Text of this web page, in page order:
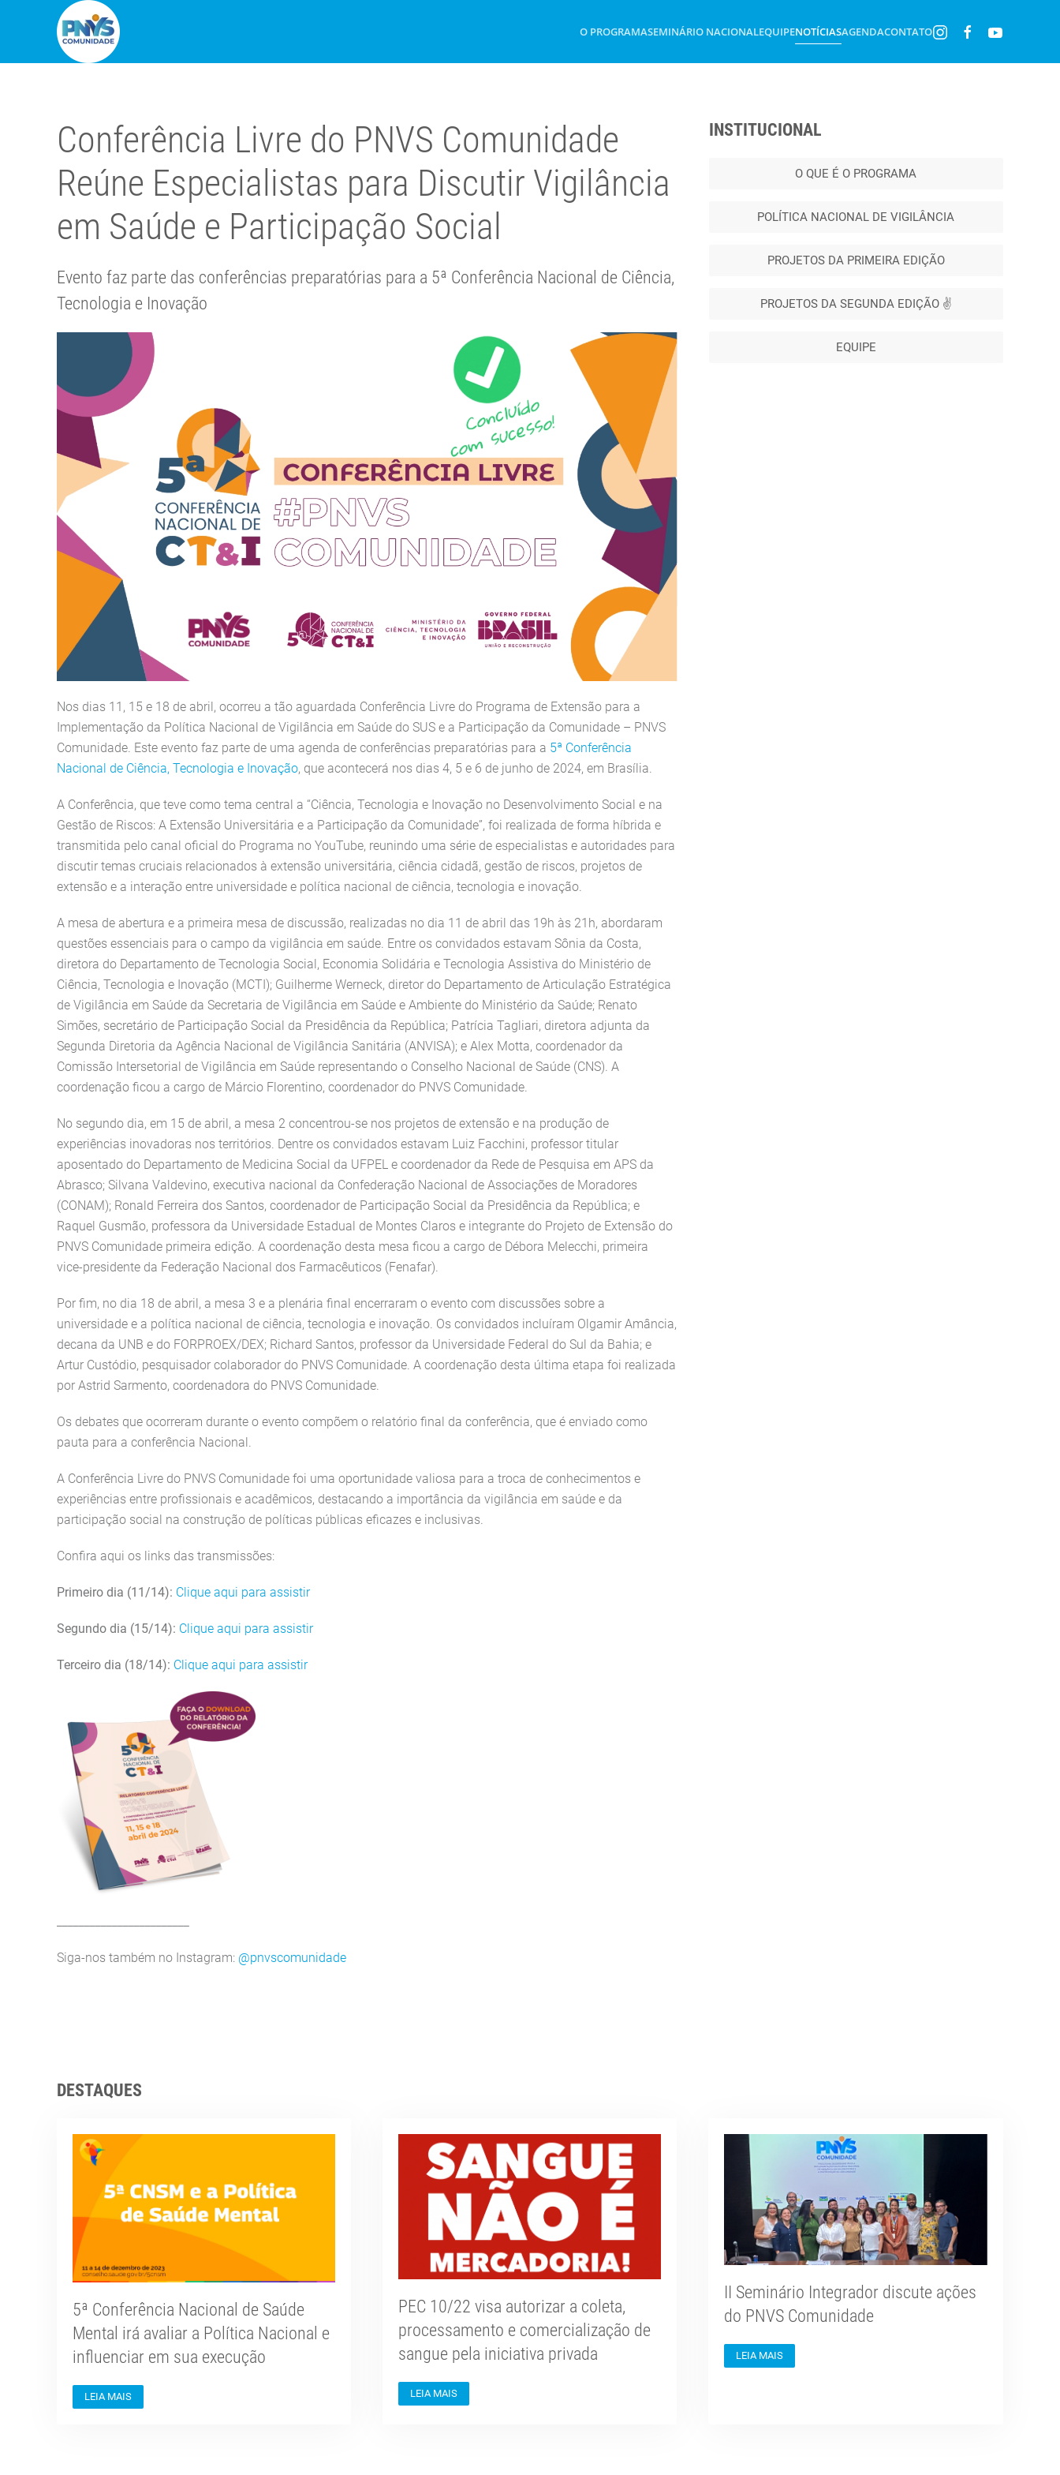
O PROGRAMASEMINÁRIO NACIONALEQUIPENOTÍCIASAGENDACONTATO
Conferência Livre do PNVS Comunidade
Reúne Especialistas para Discutir Vigilância
em Saúde e Participação Social
Evento faz parte das conferências preparatórias para a 5ª Conferência Nacional de Ciência,
Tecnologia e Inovação
Nos dias 11, 15 e 18 de abril, ocorreu a tão aguardada Conferência Livre do Programa de Extensão para a
Implementação da Política Nacional de Vigilância em Saúde do SUS e a Participação da Comunidade – PNVS
Comunidade. Este evento faz parte de uma agenda de conferências preparatórias para a 5ª Conferência
Nacional de Ciência, Tecnologia e Inovação, que acontecerá nos dias 4, 5 e 6 de junho de 2024, em Brasília.
A Conferência, que teve como tema central a “Ciência, Tecnologia e Inovação no Desenvolvimento Social e na
Gestão de Riscos: A Extensão Universitária e a Participação da Comunidade”, foi realizada de forma híbrida e
transmitida pelo canal oficial do Programa no YouTube, reunindo uma série de especialistas e autoridades para
discutir temas cruciais relacionados à extensão universitária, ciência cidadã, gestão de riscos, projetos de
extensão e a interação entre universidade e política nacional de ciência, tecnologia e inovação.
A mesa de abertura e a primeira mesa de discussão, realizadas no dia 11 de abril das 19h às 21h, abordaram
questões essenciais para o campo da vigilância em saúde. Entre os convidados estavam Sônia da Costa,
diretora do Departamento de Tecnologia Social, Economia Solidária e Tecnologia Assistiva do Ministério de
Ciência, Tecnologia e Inovação (MCTI); Guilherme Werneck, diretor do Departamento de Articulação Estratégica
de Vigilância em Saúde da Secretaria de Vigilância em Saúde e Ambiente do Ministério da Saúde; Renato
Simões, secretário de Participação Social da Presidência da República; Patrícia Tagliari, diretora adjunta da
Segunda Diretoria da Agência Nacional de Vigilância Sanitária (ANVISA); e Alex Motta, coordenador da
Comissão Intersetorial de Vigilância em Saúde representando o Conselho Nacional de Saúde (CNS). A
coordenação ficou a cargo de Márcio Florentino, coordenador do PNVS Comunidade.
No segundo dia, em 15 de abril, a mesa 2 concentrou-se nos projetos de extensão e na produção de
experiências inovadoras nos territórios. Dentre os convidados estavam Luiz Facchini, professor titular
aposentado do Departamento de Medicina Social da UFPEL e coordenador da Rede de Pesquisa em APS da
Abrasco; Silvana Valdevino, executiva nacional da Confederação Nacional de Associações de Moradores
(CONAM); Ronald Ferreira dos Santos, coordenador de Participação Social da Presidência da República; e
Raquel Gusmão, professora da Universidade Estadual de Montes Claros e integrante do Projeto de Extensão do
PNVS Comunidade primeira edição. A coordenação desta mesa ficou a cargo de Débora Melecchi, primeira
vice-presidente da Federação Nacional dos Farmacêuticos (Fenafar).
Por fim, no dia 18 de abril, a mesa 3 e a plenária final encerraram o evento com discussões sobre a
universidade e a política nacional de ciência, tecnologia e inovação. Os convidados incluíram Olgamir Amância,
decana da UNB e do FORPROEX/DEX; Richard Santos, professor da Universidade Federal do Sul da Bahia; e
Artur Custódio, pesquisador colaborador do PNVS Comunidade. A coordenação desta última etapa foi realizada
por Astrid Sarmento, coordenadora do PNVS Comunidade.
Os debates que ocorreram durante o evento compõem o relatório final da conferência, que é enviado como
pauta para a conferência Nacional.
A Conferência Livre do PNVS Comunidade foi uma oportunidade valiosa para a troca de conhecimentos e
experiências entre profissionais e acadêmicos, destacando a importância da vigilância em saúde e da
participação social na construção de políticas públicas eficazes e inclusivas.
Confira aqui os links das transmissões:
Primeiro dia (11/14): Clique aqui para assistir
Segundo dia (15/14): Clique aqui para assistir
Terceiro dia (18/14): Clique aqui para assistir
Siga-nos também no Instagram: @pnvscomunidade
INSTITUCIONAL
O QUE É O PROGRAMA
POLÍTICA NACIONAL DE VIGILÂNCIA
PROJETOS DA PRIMEIRA EDIÇÃO
PROJETOS DA SEGUNDA EDIÇÃO ✌️
EQUIPE
DESTAQUES
5ª Conferência Nacional de Saúde
Mental irá avaliar a Política Nacional e
influenciar em sua execução
LEIA MAIS
PEC 10/22 visa autorizar a coleta,
processamento e comercialização de
sangue pela iniciativa privada
LEIA MAIS
II Seminário Integrador discute ações
do PNVS Comunidade
LEIA MAIS